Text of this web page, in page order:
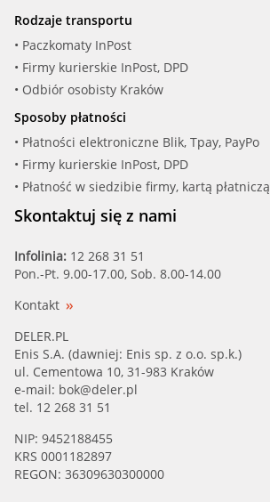
Rodzaje transportu
• Paczkomaty InPost
• Firmy kurierskie InPost, DPD
• Odbiór osobisty Kraków
Sposoby płatności
• Płatności elektroniczne Blik, Tpay, PayPo
• Firmy kurierskie InPost, DPD
• Płatność w siedzibie firmy, kartą płatniczą
Skontaktuj się z nami
Infolinia: 12 268 31 51
Pon.-Pt. 9.00-17.00, Sob. 8.00-14.00
Kontakt
DELER.PL
Enis S.A. (dawniej: Enis sp. z o.o. sp.k.)
ul. Cementowa 10, 31-983 Kraków
e-mail: bok@deler.pl
tel. 12 268 31 51
NIP: 9452188455
KRS 0001182897
REGON: 36309630300000